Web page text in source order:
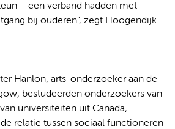
– een verband hadden met
bij ouderen", zegt Hoogendijk.
Hanlon, arts-onderzoeker aan de
bestudeerden onderzoekers van
universiteiten uit Canada,
relatie tussen sociaal functioneren